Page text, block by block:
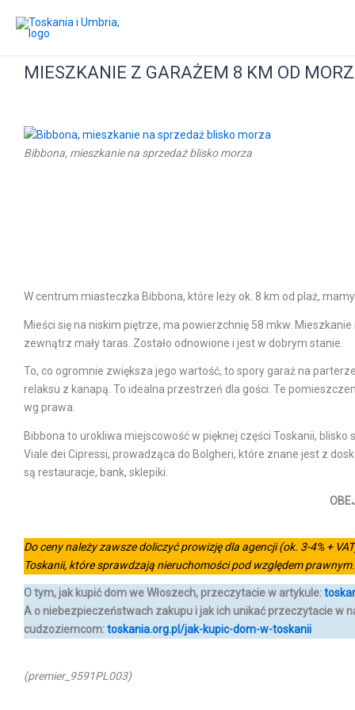
MIESZKANIE Z GARAŻEM 8 KM OD
Bibbona, mieszkanie na sprzedaż blisko morza
W centrum miasteczka Bibbona, które leży ok. 8 km od plaż,
Mieści się na niskim piętrze, ma powierzchnię 58 mkw.
zewnątrz mały taras. Zostało odnowione i jest w dobrym stanie.
To, co ogromnie zwiększa jego wartość, to spory garaż na
relaksu z kanapą. To idealna przestrzeń dla gości. Te
wg prawa.
Bibbona to urokliwa miejscowość w pięknej części Toskanii,
Viale dei Cipressi, prowadząca do Bolgheri, które znane jest z
są restauracje, bank, sklepiki.
Do ceny należy zawsze doliczyć prowizję dla agencji (ok. 3-4% +
Toskanii, które sprawdzają nieruchomości pod względem prawnym.
O tym, jak kupić dom we Włoszech, przeczytacie w artykule:
A o niebezpieczeństwach zakupu i jak ich unikać przeczytacie w
cudzoziemcom:toskania.org.pl/jak-kupic-dom-w-toskanii
(premier_9591PL003)